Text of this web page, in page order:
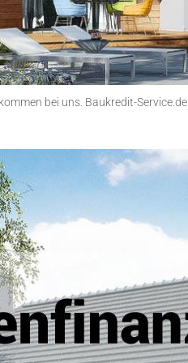
bei uns. Baukredit-Service.de